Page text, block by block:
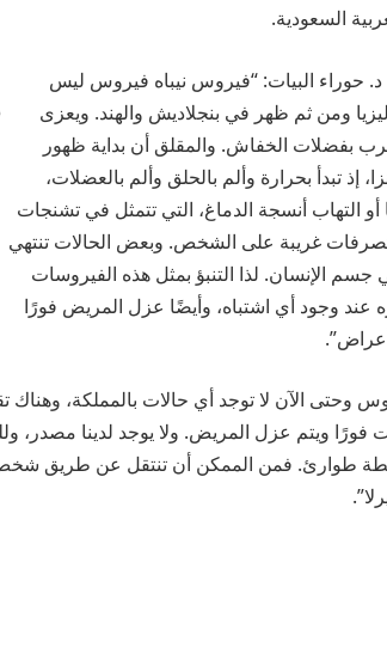
السعودية.
د. حوراء البيات: “فيروس نيباه فيروس ليس
20 عام في ماليزيا ومن ثم ظهر في بنجلاديش والهند. ويعزى
بفضلات الخفاش. والمقلق أن بداية ظهور
إذ تبدأ بحرارة وألم بالحلق وألم بالعضلات،
التهاب أنسجة الدماغ، التي تتمثل في تشنجات
غريبة على الشخص. وبعض الحالات تنتهي
الإنسان. لذا التنبؤ بمثل هذه الفيروسات
عند وجود أي اشتباه، وأيضًا عزل المريض فورًا
وحتى الآن لا توجد أي حالات بالمملكة،
فورًا ويتم عزل المريض. ولا يوجد لدينا مصدر،
خطة طوارئ. فمن الممكن أن تنتقل عن طريق